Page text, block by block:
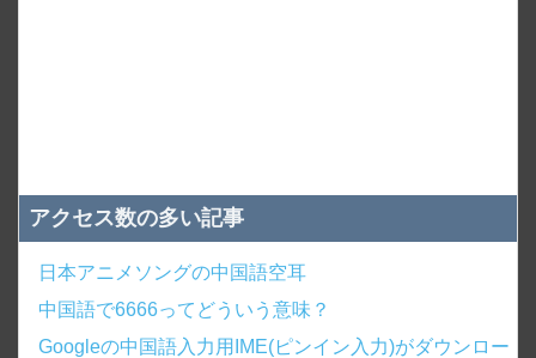
アクセス数の多い記事
日本アニメソングの中国語空耳
中国語で6666ってどういう意味？
Googleの中国語入力用IME(ピンイン入力)がダウンロー